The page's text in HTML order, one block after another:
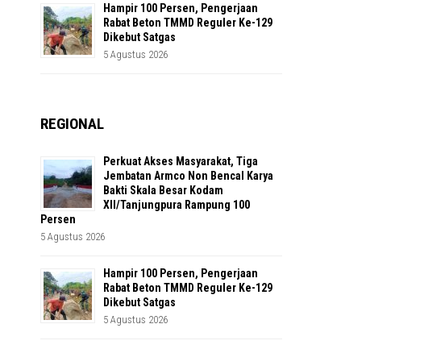
Hampir 100 Persen, Pengerjaan
Rabat Beton TMMD Reguler Ke-129
Dikebut Satgas
5 Agustus 2026
REGIONAL
Perkuat Akses Masyarakat, Tiga
Jembatan Armco Non Bencal Karya
Bakti Skala Besar Kodam
XII/Tanjungpura Rampung 100
Persen
5 Agustus 2026
Hampir 100 Persen, Pengerjaan
Rabat Beton TMMD Reguler Ke-129
Dikebut Satgas
5 Agustus 2026